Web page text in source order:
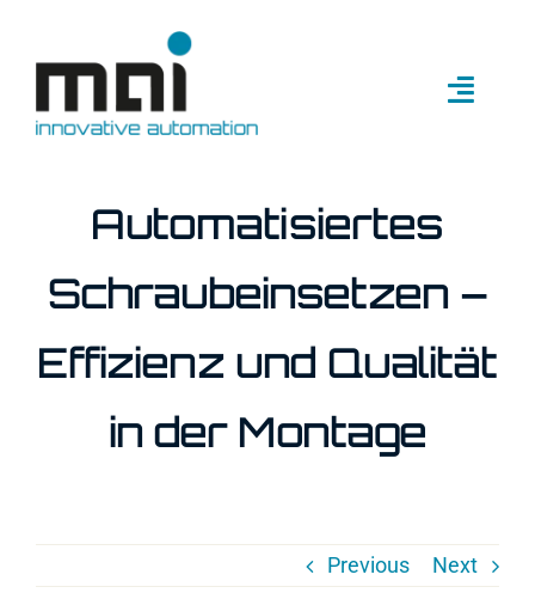
Lösungen
Standards
Automatisiertes
Schraubeinsetzen –
Effizienz und Qualität
in der Montage
Previous Next